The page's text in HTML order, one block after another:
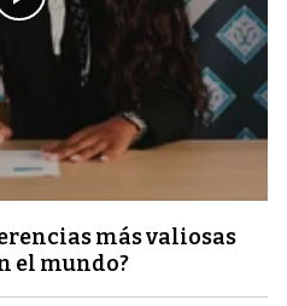
más valiosas
el mundo?